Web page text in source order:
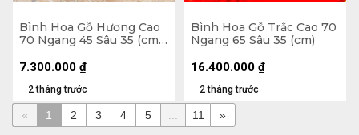
Bình Hoa Gỗ Hương Cao
70 Ngang 45 Sâu 35 (cm)
2 tháng trước
7.300.000 ₫
Bình Hoa Gỗ Trắc Cao 70
Ngang 65 Sâu 35 (cm)
2 tháng trước
16.400.000 ₫
« 1 2 3 4 5 11 »